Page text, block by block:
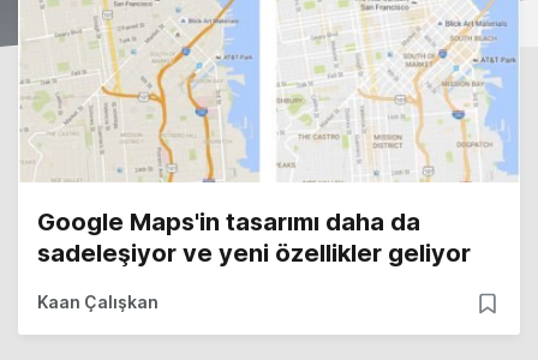
Google Maps'in tasarımı daha da
sadeleşiyor ve yeni özellikler geliyor
Kaan Çalışkan